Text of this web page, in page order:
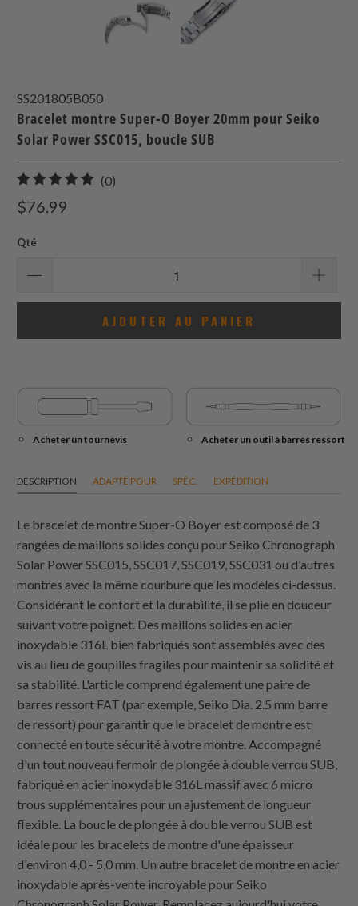
SS201805B050
Bracelet montre Super-O Boyer 20mm pour Seiko
Solar Power SSC015, boucle SUB
(0)
$76.99
Qté
AJOUTER AU PANIER
Acheter un tournevis Acheter un outil à barres ressort
DESCRIPTION ADAPTÉ POUR SPÉC. EXPÉDITION
Le bracelet de montre Super-O Boyer est composé de 3
rangées de maillons solides conçu pour Seiko Chronograph
Solar Power SSC015, SSC017, SSC019, SSC031 ou d'autres
montres avec la même courbure que les modèles ci-dessus.
Considérant le confort et la durabilité, il se plie en douceur
suivant votre poignet. Des maillons solides en acier
inoxydable 316L bien fabriqués sont assemblés avec des
vis au lieu de goupilles fragiles pour maintenir sa solidité et
sa stabilité. L'article comprend également une paire de
barres ressort FAT (par exemple, Seiko Dia. 2.5 mm barre
de ressort) pour garantir que le bracelet de montre est
connecté en toute sécurité à votre montre. Accompagné
d'un tout nouveau fermoir de plongée à double verrou SUB,
fabriqué en acier inoxydable 316L massif avec 6 micro
trous supplémentaires pour un ajustement de longueur
flexible. La boucle de plongée à double verrou SUB est
idéale pour les bracelets de montre d'une épaisseur
d'environ 4,0 - 5,0 mm. Un autre bracelet de montre en acier
inoxydable après-vente incroyable pour Seiko